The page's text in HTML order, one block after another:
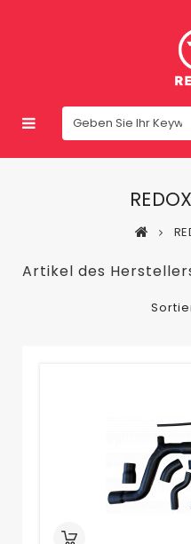
Artikel des